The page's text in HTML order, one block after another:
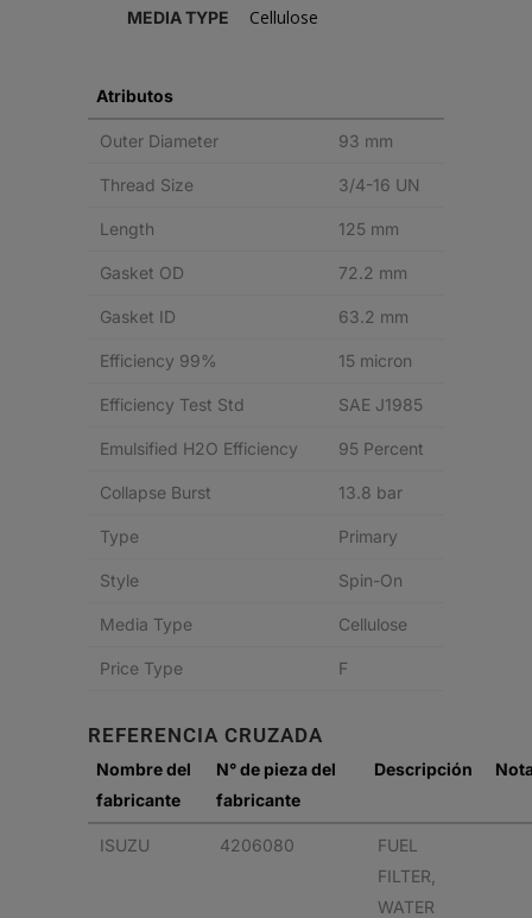
SEPARADOR
AGUA
quantity
MEDIA TYPE Cellulose
Atributos
Outer Diameter 93 mm
Thread Size 3/4-16 UN
Length 125 mm
Gasket OD 72.2 mm
Gasket ID 63.2 mm
Efficiency 99% 15 micron
Efficiency Test Std SAE J1985
Emulsified H2O Efficiency 95 Percent
Collapse Burst 13.8 bar
Type Primary
Style Spin-On
Media Type Cellulose
Price Type F
REFERENCIA CRUZADA
Nombre del
fabricante
N° de pieza del
fabricante
Descripción
ISUZU 4206080
FUEL
FILTER,
WATER